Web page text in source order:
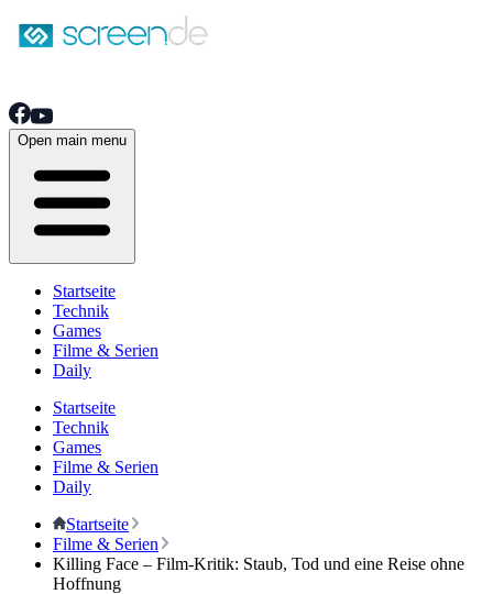
Open main menu
Startseite
Technik
Games
Filme & Serien
Daily
Startseite
Technik
Games
Filme & Serien
Daily
Startseite
Filme & Serien
Killing Face – Film-Kritik: Staub, Tod und eine Reise ohne
Hoffnung